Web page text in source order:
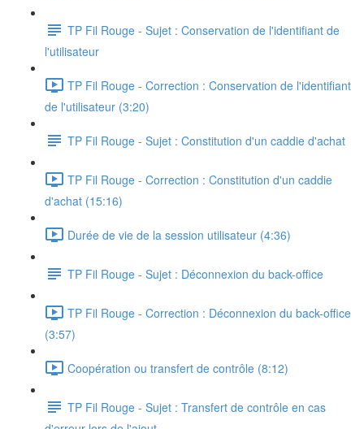
TP Fil Rouge - Sujet : Conservation de l'identifiant de
l'utilisateur
TP Fil Rouge - Correction : Conservation de l'identifiant
de l'utilisateur (3:20)
TP Fil Rouge - Sujet : Constitution d'un caddie d'achat
TP Fil Rouge - Correction : Constitution d'un caddie
d'achat (15:16)
Durée de vie de la session utilisateur (4:36)
TP Fil Rouge - Sujet : Déconnexion du back-office
TP Fil Rouge - Correction : Déconnexion du back-office
(3:57)
Coopération ou transfert de contrôle (8:12)
TP Fil Rouge - Sujet : Transfert de contrôle en cas